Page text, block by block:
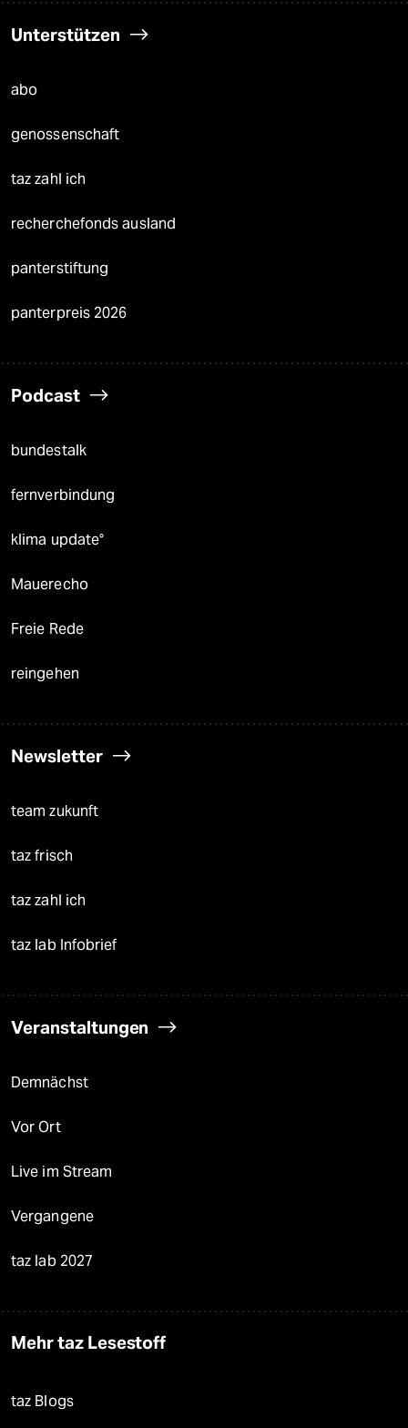
Unterstützen
abo
genossenschaft
taz zahl ich
recherchefonds ausland
panterstiftung
panterpreis 2026
Podcast
bundestalk
fernverbindung
klima update°
Mauerecho
Freie Rede
reingehen
Newsletter
team zukunft
taz frisch
taz zahl ich
taz lab Infobrief
Veranstaltungen
Demnächst
Vor Ort
Live im Stream
Vergangene
taz lab 2027
Mehr taz Lesestoff
taz Blogs